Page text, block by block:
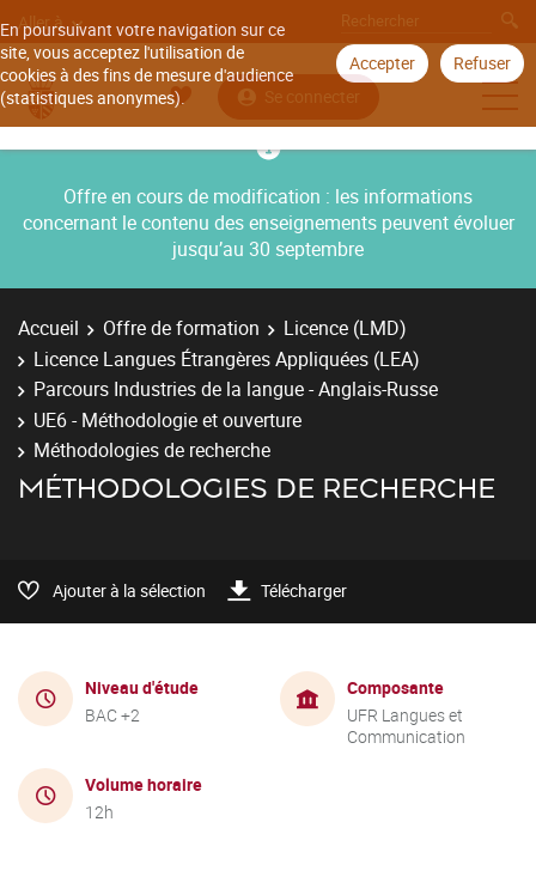
En poursuivant votre navigation sur ce
site, vous acceptez l'utilisation de
cookies à des fins de mesure d'audience
(statistiques anonymes).
Accepter Refuser
Aller à
Se connecter
Offre en cours de modification : les informations
concernant le contenu des enseignements peuvent évoluer
jusqu’au 30 septembre
Accueil Offre de formation
Licence (LMD)
Licence Langues Étrangères Appliquées (LEA)
Parcours Industries de la langue - Anglais-Russe
UE6 - Méthodologie et ouverture
Méthodologies de recherche
MÉTHODOLOGIES DE RECHERCHE
Ajouter à la sélection Télécharger
Niveau d'étude
BAC +2
Composante
UFR Langues et
Communication
Volume horaire
12h